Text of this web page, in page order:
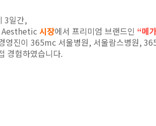
3일간,
시장에서 프리미엄 브랜드인 “메
영진이 365mc 서울병원, 서울람스병원,
경험하였습니다.